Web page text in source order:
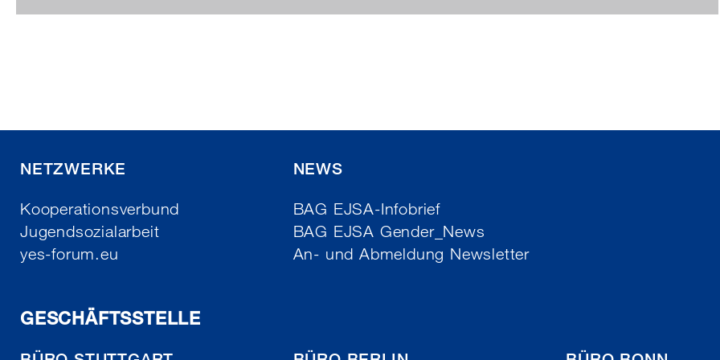
NETZWERKE
Kooperationsverbund
Jugendsozialarbeit
yes-forum.eu
NEWS
BAG EJSA-Infobrief
BAG EJSA Gender_News
An- und Abmeldung Newsletter
GESCHÄFTSSTELLE